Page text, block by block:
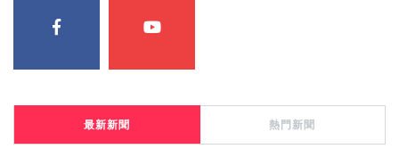
最新新聞 熱門新聞